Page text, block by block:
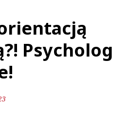
Psycholog